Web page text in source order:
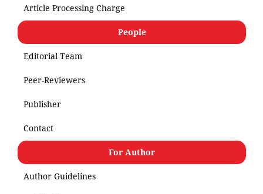
Article Processing Charge
People
Editorial Team
Peer-Reviewers
Publisher
Contact
For Author
Author Guidelines